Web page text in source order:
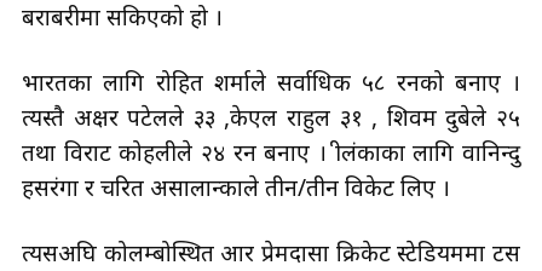
बराबरीमा सकिएको हो ।
भारतका लागि रोहित शर्माले सर्वाधिक ५८ रनको बनाए ।
त्यस्तै अक्षर पटेलले ३३ ,केएल राहुल ३१ , शिवम दुबेले २५
तथा विराट कोहलीले २४ रन बनाए । श्रीलंकाका लागि वानिन्दु
हसरंगा र चरित असालान्काले तीन/तीन विकेट लिए ।
त्यसअघि कोलम्बोस्थित आर प्रेमदासा क्रिकेट स्टेडियममा टस